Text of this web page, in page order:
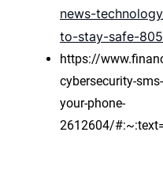
news-
to-stay-safe-
https://
cybersecurity-
your-phone-
2612604/